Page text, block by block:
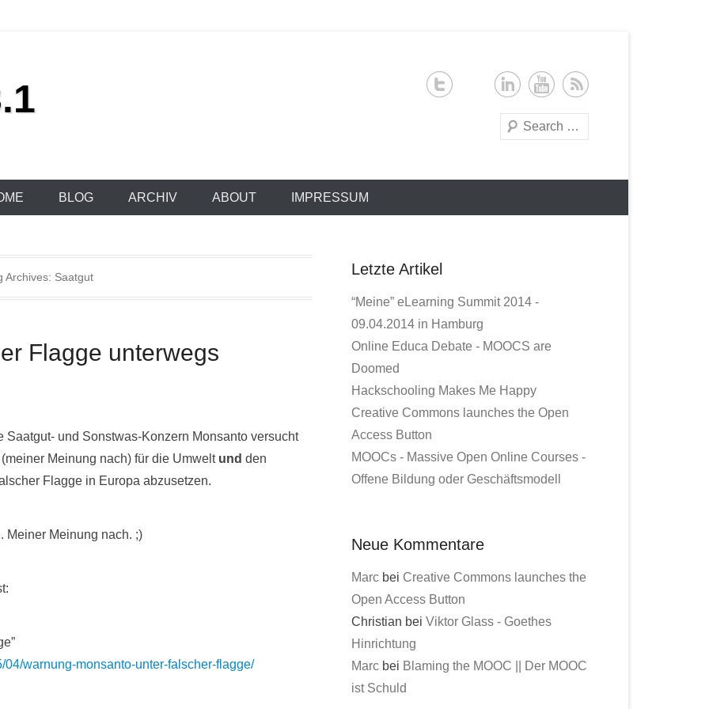
Search
BLOG ARCHIV ABOUT IMPRESSUM
Archives: Saatgut
Flagge unterwegs
Saatgut- und Sonstwas-Konzern Monsanto versucht
Meinung nach) für die Umwelt und den
Flagge in Europa abzusetzen.
Meiner Meinung nach. ;)
warnung-monsanto-unter-falscher-flagge/
Letzte Artikel
“Meine” eLearning Summit 2014 -
09.04.2014 in Hamburg
Online Educa Debate - MOOCS are
Doomed
Hackschooling Makes Me Happy
Creative Commons launches the Open
Access Button
MOOCs - Massive Open Online Courses -
Offene Bildung oder Geschäftsmodell
Neue Kommentare
Marc bei Creative Commons launches the
Open Access Button
Christian bei Viktor Glass - Goethes
Hinrichtung
Marc bei Blaming the MOOC || Der MOOC
ist Schuld